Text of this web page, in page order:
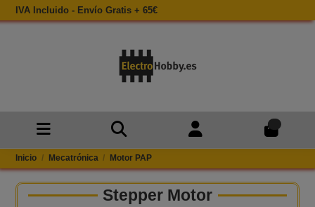
IVA Incluido - Envío Gratis + 65€
Inicio Mecatrónica Motor PAP
Stepper Motor​